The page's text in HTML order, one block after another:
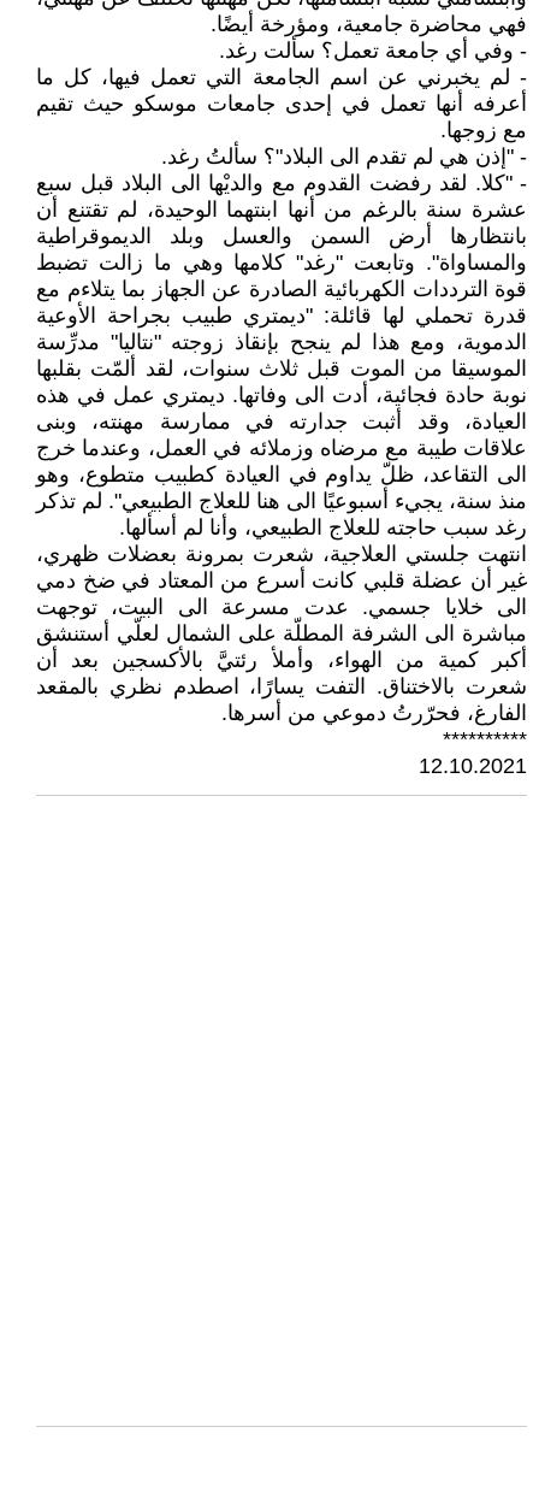
فهي محاضرة جامعية، ومؤرخة أيضًا.
- وفي أي جامعة تعمل؟ سألت رغد.
- لم يخبرني عن اسم الجامعة التي تعمل فيها، كل ما
أعرفه أنها تعمل في إحدى جامعات موسكو حيث تقيم
مع زوجها.
- "إذن هي لم تقدم الى البلاد"؟ سألتُ رغد.
- "كلا. لقد رفضت القدوم مع والديْها الى البلاد قبل سبع
عشرة سنة بالرغم من أنها ابنتهما الوحيدة، لم تقتنع أن
بانتظارها أرض السمن والعسل وبلد الديموقراطية
والمساواة". وتابعت "رغد" كلامها وهي ما زالت تضبط
قوة الترددات الكهربائية الصادرة عن الجهاز بما يتلاءم مع
قدرة تحملي لها قائلة: "ديمتري طبيب بجراحة الأوعية
الدموية، ومع هذا لم ينجح بإنقاذ زوجته "نتاليا" مدرِّسة
الموسيقا من الموت قبل ثلاث سنوات، لقد ألمّت بقلبها
نوبة حادة فجائية، أدت الى وفاتها. ديمتري عمل في هذه
العيادة، وقد أثبت جدارته في ممارسة مهنته، وبنى
علاقات طيبة مع مرضاه وزملائه في العمل، وعندما خرج
الى التقاعد، ظلّ يداوم في العيادة كطبيب متطوع، وهو
منذ سنة، يجيء أسبوعيًا الى هنا للعلاج الطبيعي". لم تذكر
رغد سبب حاجته للعلاج الطبيعي، وأنا لم أسألها.
انتهت جلستي العلاجية، شعرت بمرونة بعضلات ظهري،
غير أن عضلة قلبي كانت أسرع من المعتاد في ضخ دمي
الى خلايا جسمي. عدت مسرعة الى البيت، توجهت
مباشرة الى الشرفة المطلّة على الشمال لعلّي أستنشق
أكبر كمية من الهواء، وأملأ رئتيَّ بالأكسجين بعد أن
شعرت بالاختناق. التفت يسارًا، اصطدم نظري بالمقعد
الفارغ، فحرّرتُ دموعي من أسرها.
**********
12.10.2021